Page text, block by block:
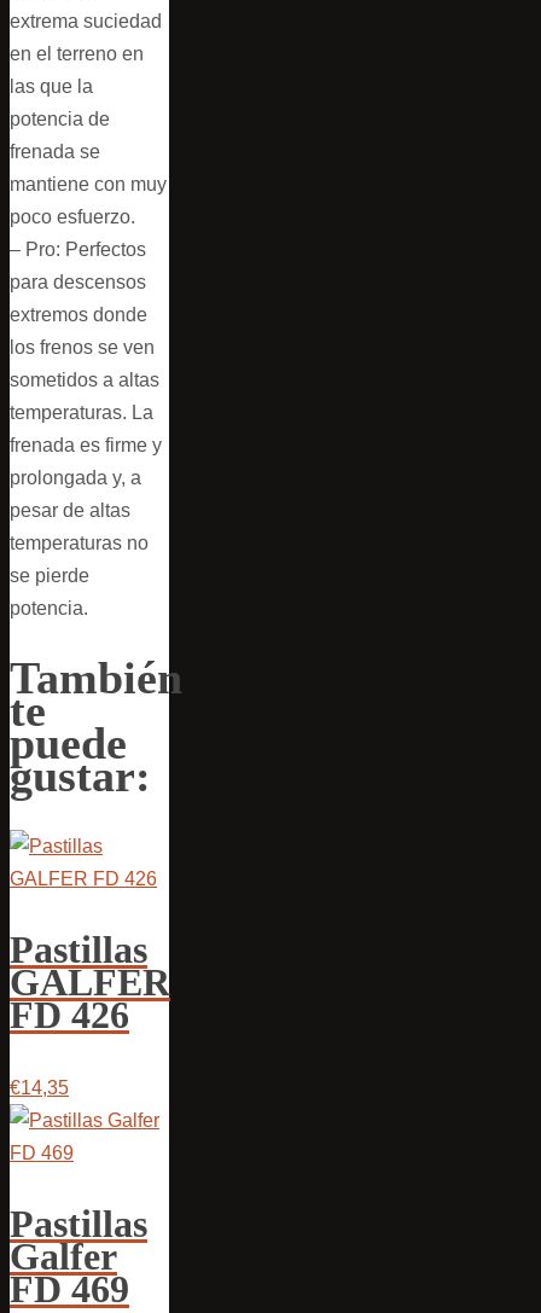
extrema suciedad
en el terreno en
las que la
potencia de
frenada se
mantiene con muy
poco esfuerzo.
– Pro: Perfectos
para descensos
extremos donde
los frenos se ven
sometidos a altas
temperaturas. La
frenada es firme y
prolongada y, a
pesar de altas
temperaturas no
se pierde
potencia.
También
te
puede
gustar:
Pastillas
GALFER
FD 426
€14,35
Pastillas
Galfer
FD 469